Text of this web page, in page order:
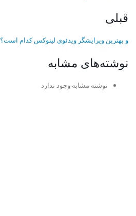
قبلی
و بهترین ویرایشگر ویدئوی لینوکس کدام است؟
نوشته‌های مشابه
نوشته مشابه وجود ندارد